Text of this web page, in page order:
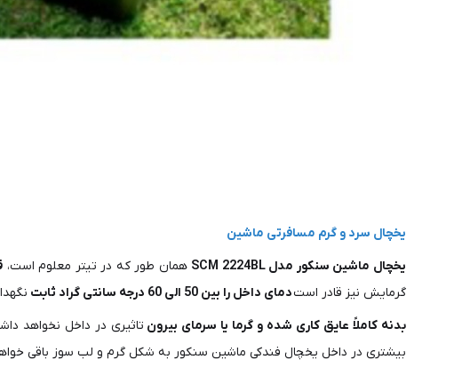
یخچال سرد و گرم مسافرتی ماشین
یخچال ماشین سنکور مدل SCM 2224BL
همان طور که در تیتر معلوم است،
گرمایش نیز قادر استدمای داخل را بین 50 الی 60 درجه سانتی گراد ثابت
بدنه کاملاً عایق کاری شده و گرما یا سرمای بیرون تاثیری در داخل نخواهد
بیشتری در داخل یخچال فندکی ماشین سنکور به شکل گرم و لب سوز باقی